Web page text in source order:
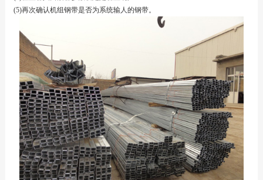
(5)再次确认机组钢带是否为系统输人的钢带。